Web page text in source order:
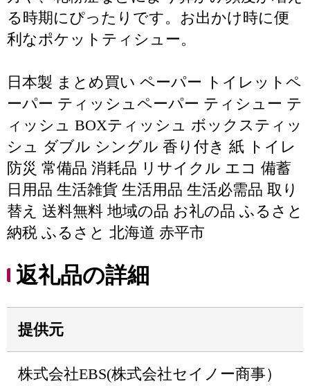
る時期にぴったりです。お出かけ時に便
利なポケットティシュー。
日本製 まとめ買い ペーパー トイレットペ
ーパー ティッシュペーパー ティシュー テ
ィッシュ BOXティッシュ ボックスティッ
シュ ダブル シングル 香り付き 紙 トイレ
防災 常備品 消耗品 リサイクル エコ 備蓄
日用品 生活雑貨 生活用品 生活必需品 取り
替え 送料無料 地域の品 お礼の品 ふるさと
納税 ふるさと 北海道 赤平市
返礼品の詳細
提供元
株式会社EBS(株式会社セイノー商事）